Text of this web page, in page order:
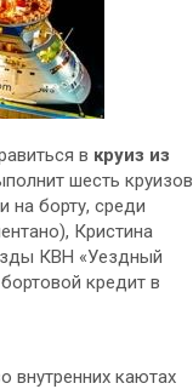
в круиз из
шесть круизов
на борту, среди
Кристина
КВН «Уездный
кредит в
внутренних каютах